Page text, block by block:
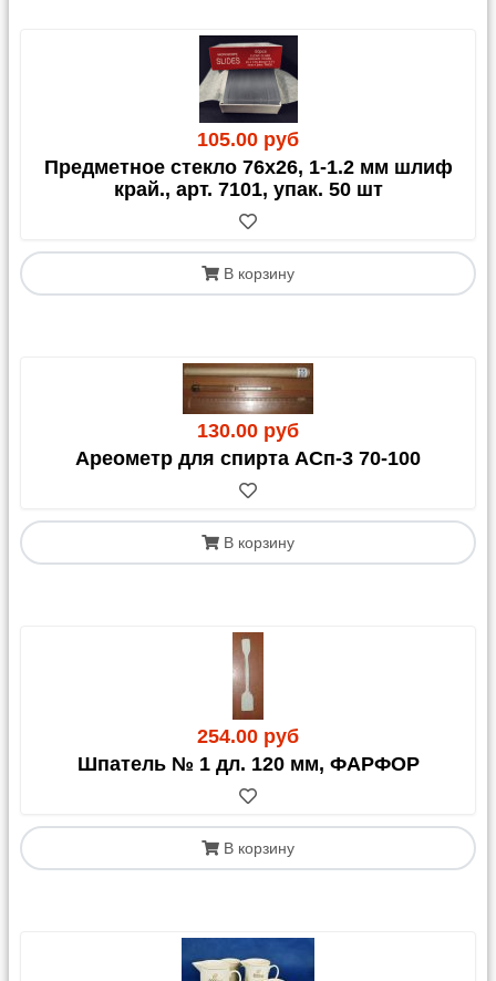
105.00 руб
Предметное стекло 76х26, 1-1.2 мм шлиф
край., арт. 7101, упак. 50 шт
В корзину
130.00 руб
Ареометр для спирта АСп-3 70-100
В корзину
254.00 руб
Шпатель № 1 дл. 120 мм, ФАРФОР
В корзину